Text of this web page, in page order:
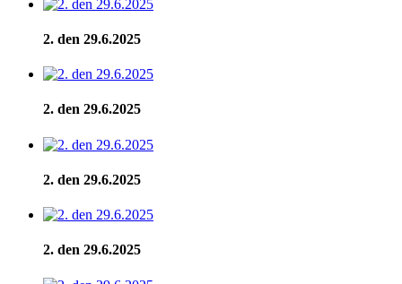
2. den 29.6.2025
2. den 29.6.2025
2. den 29.6.2025
2. den 29.6.2025